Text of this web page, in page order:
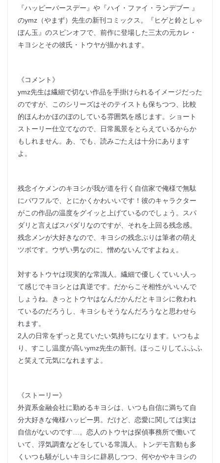
『ハッピーバースデー』や『ハイ・ファイ・ランデブー 』
のymz（やまず）先生の新刊コミックス。『ヒゲと鈴としゃ
ぼん玉』のスピンオフで、前作に登場した三太の元カレ・
キヨシとその彼氏・トウヤが描かれます。
《コメント》
ymz先生は繊細で切ない作品を手掛けられるイメージだった
のですが、このシリーズはそのテイストも保ちつつ、比較
的ほんわかほのぼのしている雰囲気を感じます。ショート
ストーリー仕立てなので、日常風景をとらえているからか
もしれません。あ、でも、読みごたえは十分にあります
よ。
残念イケメンのキヨシが我が道を行く自信家で俺様で無駄
にパワフルで、とにかくかわいいです！彼のキャラクター
がこの作品の温度をグイッと上げているのでしょう。スパ
ダリと言えばスパダリなのですが、それを上回る残念感。
残念メンが大好きなので、キヨシの残念ぶりは筆者の萌え
ツボです。ウザい男なのに、憎めないんですよねぇ。
対するトウヤは現実的な常識人。繊細で優しくていい人っ
て感じでキヨシとは真逆です。だからこそ相性がいいんで
しょうね。きっとトウヤはなんだかんだとキヨシに救われ
ているのだろうし、キヨシもそうなんだろうなと思わせら
れます。
2人の日常をずっと見ていたい気持ちになります。いつもよ
り、すこし温度が高いymz先生の新刊。ほっこりしてふふふ
と笑えて元気になれますよ。
《ストーリー》
外資系金融会社に勤めるキヨシは、いつも自信に満ちて自
分大好きな俺様ハッピー男。だけど、恋愛に関しては実は
自信がないのです…。恋人のトウヤは探偵事務所で働いて
いて、浮気調査などをしている常識人。トンデモ言動も多
くいつも騒がしいキヨシに辟易しつつ、何やかやキヨシの